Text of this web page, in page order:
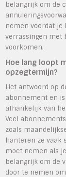
belangrijk om de
nemen voordat je
verrassingen met
voorkomen.
Hoe lang loopt
opzegtermijn?
Het antwoord op
abonnement en
afhankelijk van
Veel
zoals
hanteren ze vaak
moet nemen als
belangrijk om de
door te nemen